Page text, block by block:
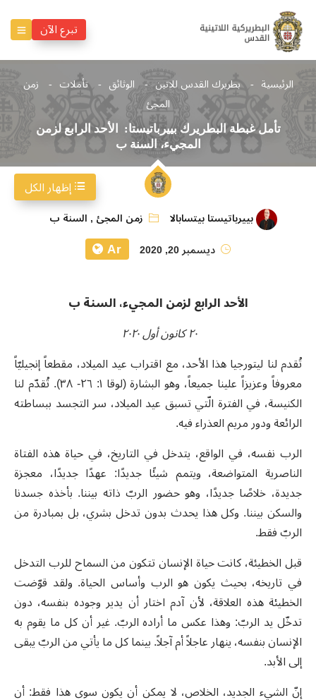
تبرع الآن
الرئيسية بطريرك القدس للاتين الوثائق تأملات
زمن
المجئ
تأمل غبطة البطريرك بييرباتيستا: الأحد الرابع لزمن
المجيء، السنة ب
بييرباتيستا بيتسابالا زمن المجئ , السنة ب
ديسمبر 20, 2020
Ar
الأحد الرابع لزمن المجيء، السنة ب
٢٠ كانون أول ٢٠٢٠
تُقدم لنا ليتورجيا هذا الأحد، مع اقتراب عيد الميلاد، مقطعاً إنجيليّاً
معروفاً وعزيزاً علينا جميعاً، وهو البشارة (لوقا ١: ٢٦- ٣٨). تُقدّم لنا
الكنيسة، في الفترة الّتي تسبق عيد الميلاد، سر التجسد ببساطته
الرائعة ودور مريم العذراء فيه.
الرب نفسه، في الواقع، يتدخل في التاريخ، في حياة هذه الفتاة
الناصرية المتواضعة، ويتمم شيئًا جديدًا: عهدًا جديدًا، معجزة
جديدة، خلاصًا جديدًا، وهو حضور الربّ ذاته بيننا. بأخذه جسدنا
والسكن بيننا. وكل هذا يحدث بدون تدخل بشري، بل بمبادرة من
الربّ فقط.
قبل الخطيئة، كانت حياة الإنسان تتكون من السماح للرب التدخل
في تاريخه، بحيث يكون هو الرب وأساس الحياة. ولقد قوّضت
الخطيئة هذه العلاقة، لأن آدم اختار أن يدير وجوده بنفسه، دون
تدخّل يد الربّ: وهذا عكس ما أراده الربّ. غير أن كل ما يقوم به
الإنسان بنفسه، ينهار عاجلاً أم آجلاً. بينما كل ما يأتي من الربّ يبقى
إلى الأبد.
إنّ الشيء الجديد، الخلاص، لا يمكن أن يكون سوى هذا فقط: أن
إظهار الكل